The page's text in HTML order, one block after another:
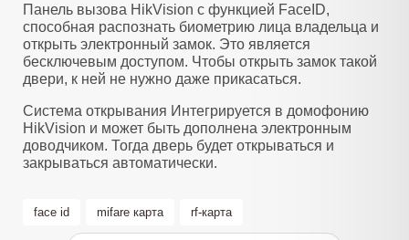
Панель вызова HikVision с функцией FaceID,
способная распознать биометрию лица владельца и
открыть электронный замок. Это является
бесключевым доступом. Чтобы открыть замок такой
двери, к ней не нужно даже прикасаться.
Система открывания Интегрируется в домофонию
HikVision и может быть дополнена электронным
доводчиком. Тогда дверь будет открываться и
закрываться автоматически.
face id mifare карта rf-карта